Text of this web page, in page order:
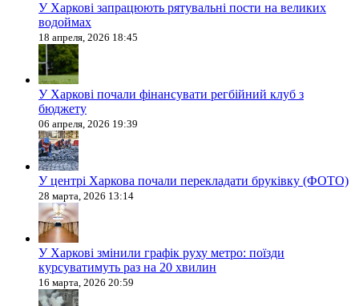
У Харкові запрацюють рятувальні пости на великих
водоймах
18 апреля, 2026 18:45
У Харкові почали фінансувати регбійний клуб з
бюджету
06 апреля, 2026 19:39
У центрі Харкова почали перекладати бруківку (ФОТО)
28 марта, 2026 13:14
У Харкові змінили графік руху метро: поїзди
курсуватимуть раз на 20 хвилин
16 марта, 2026 20:59